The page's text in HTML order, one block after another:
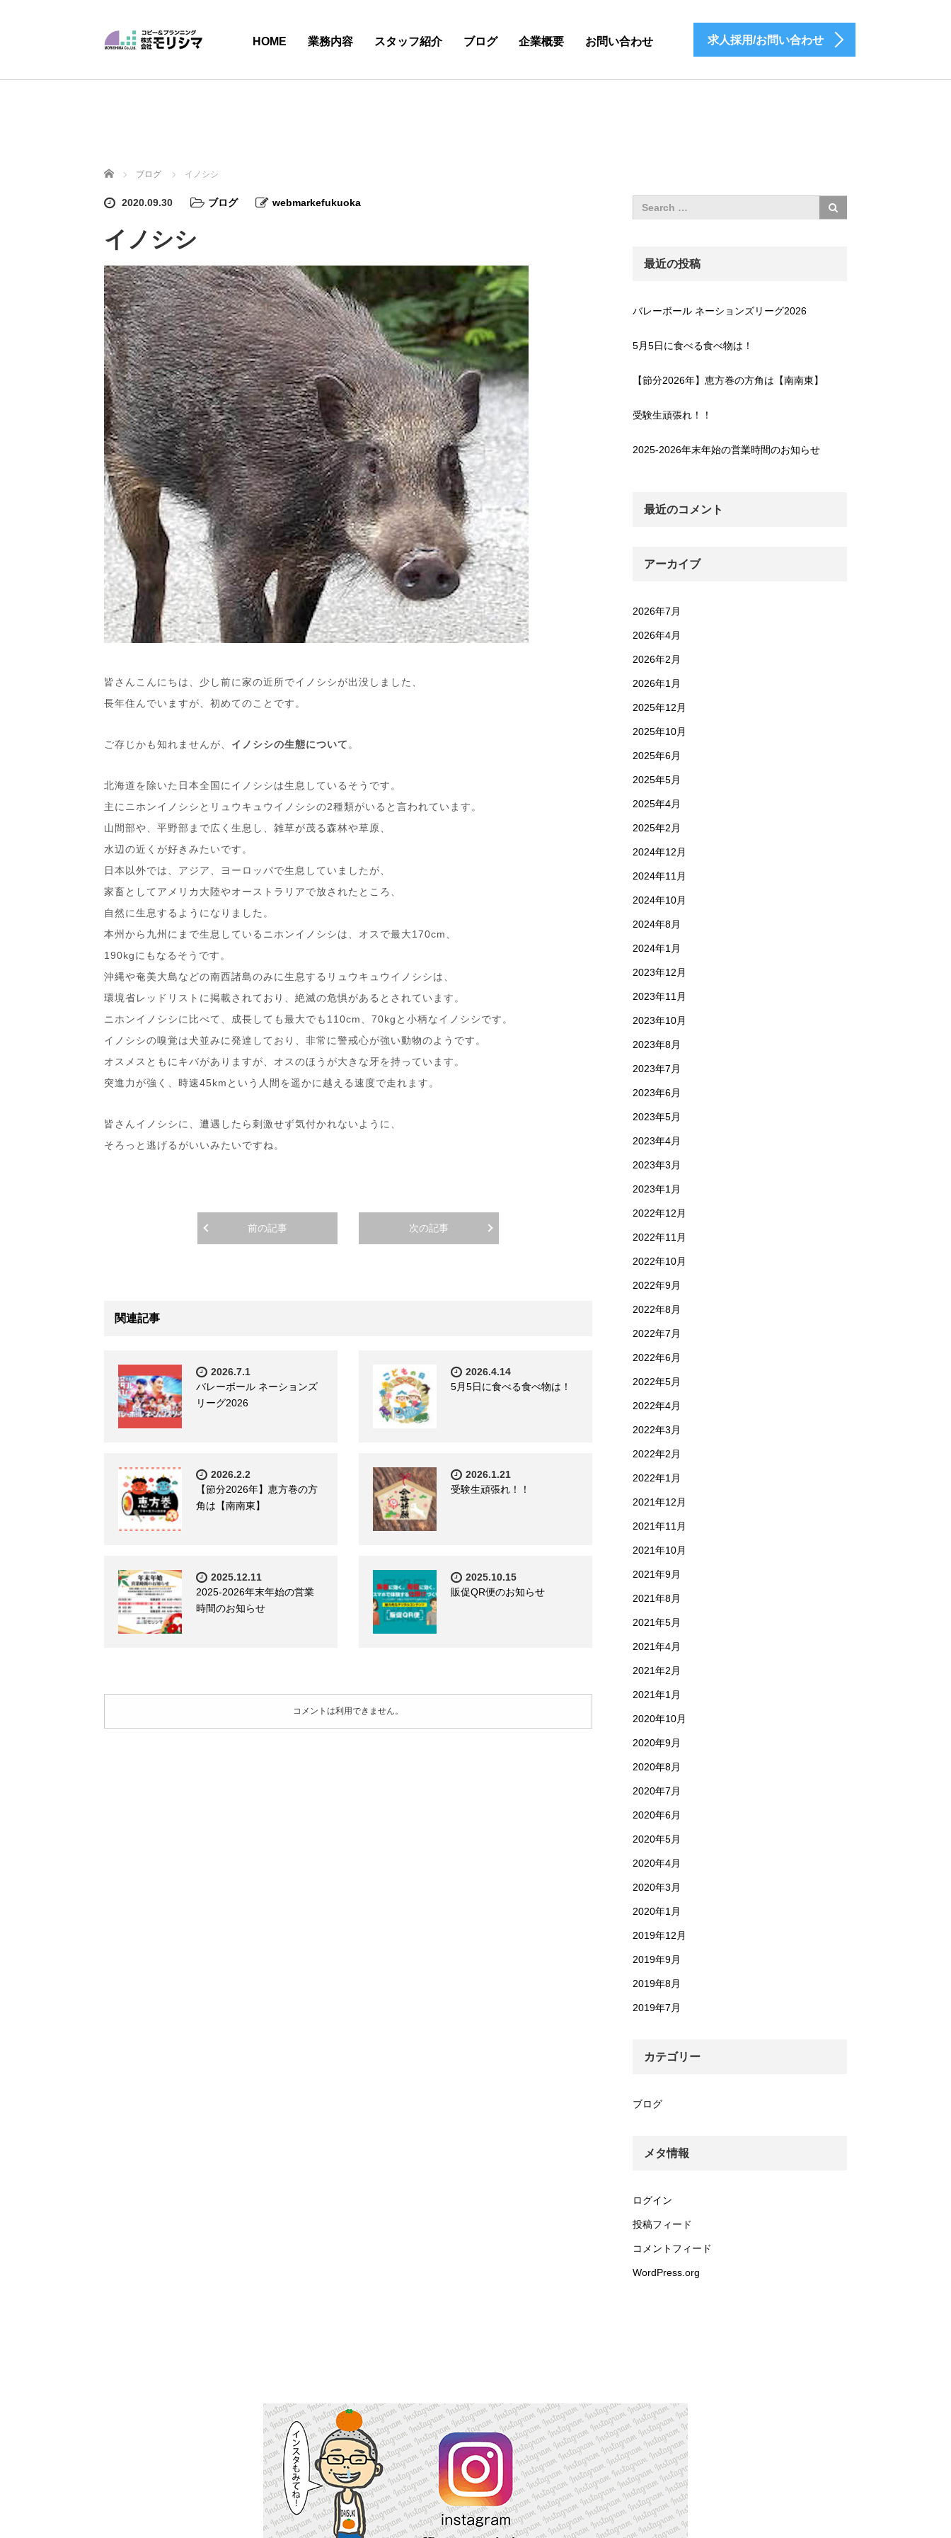
HOME 業務内容 スタッフ紹介 ブログ 企業概要 お問い合わせ 求人採用/お問い合わせ
ホーム ブログ イノシシ
2020.09.30 ブログ webmarkefukuoka
イノシシ
皆さんこんにちは、少し前に家の近所でイノシシが出没しました、
長年住んでいますが、初めてのことです。
ご存じかも知れませんが、 イノシシの生態について 。
北海道を除いた日本全国にイノシシは生息しているそうです。
主にニホンイノシシとリュウキュウイノシシの2種類がいると言われています。
山間部や、平野部まで広く生息し、雑草が茂る森林や草原、
水辺の近くが好きみたいです。
日本以外では、アジア、ヨーロッパで生息していましたが、
家畜としてアメリカ大陸やオーストラリアで放されたところ、
自然に生息するようになりました。
本州から九州にまで生息しているニホンイノシシは、オスで最大170cm、
190kgにもなるそうです。
沖縄や奄美大島などの南西諸島のみに生息するリュウキュウイノシシは、
環境省レッドリストに掲載されており、絶滅の危惧があるとされています。
ニホンイノシシに比べて、成長しても最大でも110cm、70kgと小柄なイノシシです。
イノシシの嗅覚は犬並みに発達しており、非常に警戒心が強い動物のようです。
オスメスともにキバがありますが、オスのほうが大きな牙を持っています。
突進力が強く、時速45kmという人間を遥かに越える速度で走れます。
皆さんイノシシに、遭遇したら刺激せず気付かれないように、
そろっと逃げるがいいみたいですね。
前の記事 次の記事
関連記事
2026.7.1
バレーボール ネーションズ
リーグ2026
2026.4.14
5月5日に食べる食べ物は！
2026.2.2
【節分2026年】恵方巻の方
角は【南南東】
2026.1.21
受験生頑張れ！！
2025.12.11
2025-2026年末年始の営業
時間のお知らせ
2025.10.15
販促QR便のお知らせ
コメントは利用できません。
最近の投稿
バレーボール ネーションズリーグ2026
5月5日に食べる食べ物は！
【節分2026年】恵方巻の方角は【南南東】
受験生頑張れ！！
2025-2026年末年始の営業時間のお知らせ
最近のコメント
アーカイブ
2026年7月
2026年4月
2026年2月
2026年1月
2025年12月
2025年10月
2025年6月
2025年5月
2025年4月
2025年2月
2024年12月
2024年11月
2024年10月
2024年8月
2024年1月
2023年12月
2023年11月
2023年10月
2023年8月
2023年7月
2023年6月
2023年5月
2023年4月
2023年3月
2023年1月
2022年12月
2022年11月
2022年10月
2022年9月
2022年8月
2022年7月
2022年6月
2022年5月
2022年4月
2022年3月
2022年2月
2022年1月
2021年12月
2021年11月
2021年10月
2021年9月
2021年8月
2021年5月
2021年4月
2021年2月
2021年1月
2020年10月
2020年9月
2020年8月
2020年7月
2020年6月
2020年5月
2020年4月
2020年3月
2020年1月
2019年12月
2019年9月
2019年8月
2019年7月
カテゴリー
ブログ
メタ情報
ログイン
投稿フィード
コメントフィード
WordPress.org